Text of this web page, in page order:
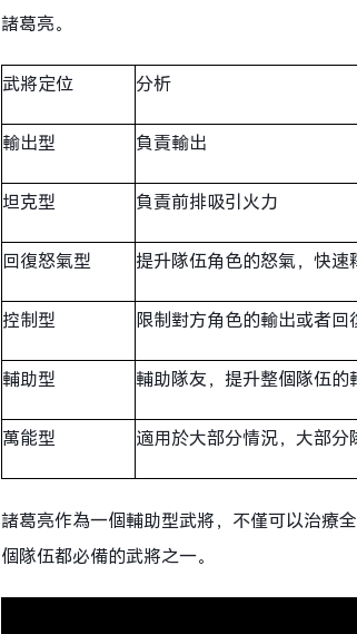
諸葛亮。
武將定位 分析
輸出型 負責輸出
坦克型 負責前排吸引火力
回復怒氣型 提升隊伍角色的怒氣，快速
控制型 限制對方角色的輸出或者回
輔助型 輔助隊友，提升整個隊伍的
萬能型 適用於大部分情況，大部分
諸葛亮作為一個輔助型武將，不僅可以治療
個隊伍都必備的武將之一。